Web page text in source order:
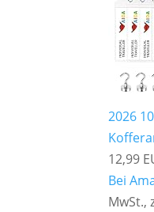
2026
12,99
Bei
MwSt.,